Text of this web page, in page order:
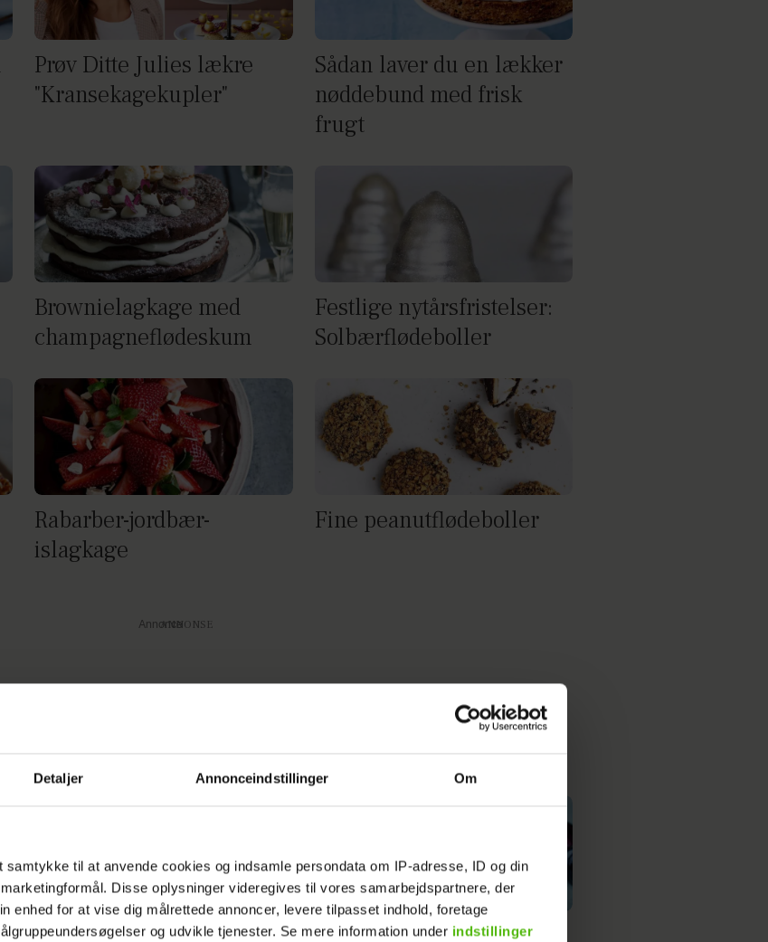
Detaljer Annonceindstillinger Om
samtykke til at anvende cookies og indsamle persondata om IP-adresse, ID og din
Disse oplysninger videregives til vores samarbejdspartnere, der
enhed for at vise dig målrettede annoncer, levere tilpasset indhold, foretage
og udvikle tjenester. Se mere information under indstillinger
Prøv Ditte Julies lækre
"Kransekagekupler"
Sådan laver du en lækker
nøddebund med frisk
frugt
Brownielagkage med
champagneflødeskum
Festlige nytårsfristelser:
Solbærflødeboller
Rabarber-jordbær-
islagkage
Fine peanutflødeboller
Annonce